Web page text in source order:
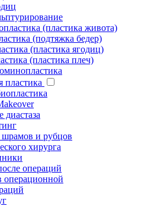
(пластика живота)
(подтяжка бедер)
(пластика ягодиц)
(пластика плеч)
пластика
шрамов и рубцов
хирурга
операций
операционной